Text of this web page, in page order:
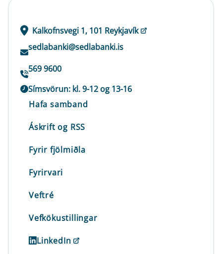
Kalkofnsvegi 1, 101 Reykjavík
sedlabanki@sedlabanki.is
569 9600
Símsvörun: kl. 9-12 og 13-16
Hafa samband
Áskrift og RSS
Fyrir fjölmiðla
Fyrirvari
Veftré
Vefkökustillingar
LinkedIn